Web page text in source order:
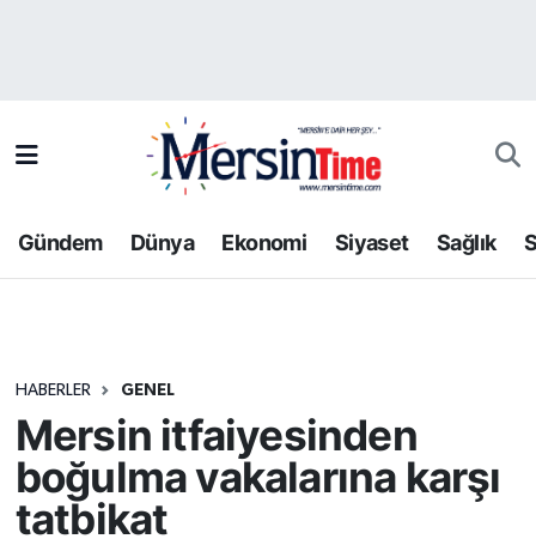
Gündem Dünya Ekonomi Siyaset Sağlık
HABERLER GENEL
Mersin itfaiyesinden
boğulma vakalarına karşı
tatbikat
Bilim-Teknoloji
Dünya
Ekonomi
Gündem
Kültür-Sanat
Trafik Durumu
Tüm Manşetler
Haber Arşivi